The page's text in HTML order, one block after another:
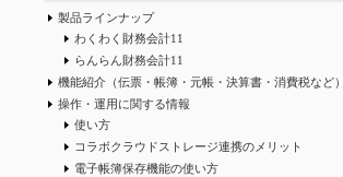
製品ラインナップ
わくわく財務会計11
らんらん財務会計11
機能紹介（伝票・帳簿・元帳・決算書・消費税など）
操作・運用に関する情報
使い方
コラボクラウドストレージ連携のメリット
電子帳簿保存機能の使い方